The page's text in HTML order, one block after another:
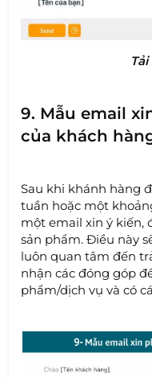
9. Mẫu email
của khách
Sau khi khánh hàng
tuần hoặc một
một email xin ý kiến,
sản phẩm. Điều này
luôn quan tâm đến
nhận các đóng góp
phẩm/dịch vụ và có